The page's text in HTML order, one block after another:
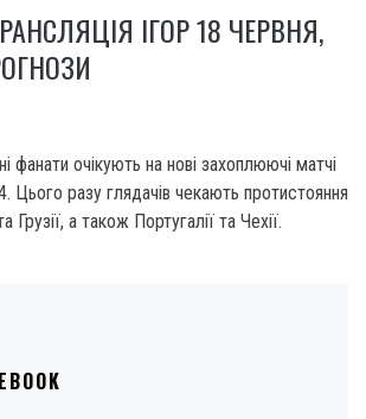
ІГОР 18 ЧЕРВНЯ,
фанати очікують на нові захоплюючі матчі
Цього разу глядачів чекають протистояння
Грузії, а також Португалії та Чехії.